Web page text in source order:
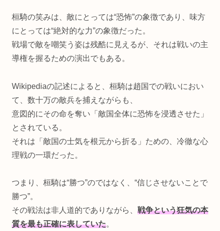
桓騎の笑みは、敵にとっては“恐怖”の象徴であり、味方
にとっては“絶対的な力”の象徴だった。
戦場で敵を嘲笑う姿は残酷に見えるが、それは戦いの主
導権を握るための演出でもある。
Wikipediaの記述によると、桓騎は趙国での戦いにおい
て、数十万の敵兵を捕えながらも、
意図的にその命を奪い「敵国全体に恐怖を浸透させた」
とされている。
それは「敵国の士気を根元から折る」ための、冷徹な心
理戦の一環だった。
つまり、桓騎は“勝つ”のではなく、“信じさせないことで
勝つ”。
その戦法は非人道的でありながら、 戦争という狂気の本
質を最も正確に表していた。